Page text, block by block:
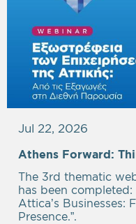
Jul 22, 2026
Athens Forward:
The 3rd thematic
has been
Attica’s Businesses:
Presence.”.